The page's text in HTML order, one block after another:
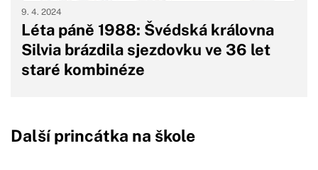
Léta páně 1988: Švédská královna
Silvia brázdila sjezdovku ve 36 let
staré kombinéze
9. 4. 2024
Další princátka na škole